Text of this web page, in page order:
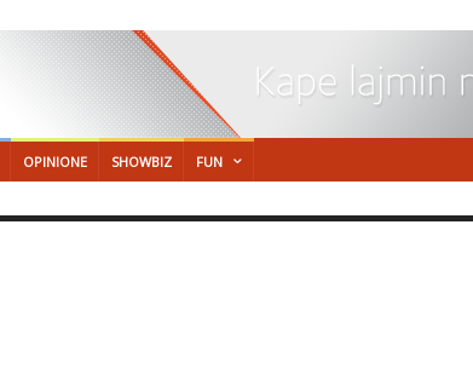
OPINIONE SHOWBIZ FUN